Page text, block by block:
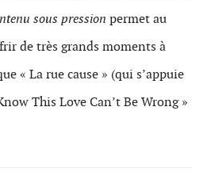
sous pression permet au
de très grands moments à
« La rue cause » (qui s’appuie
This Love Can’t Be Wrong »